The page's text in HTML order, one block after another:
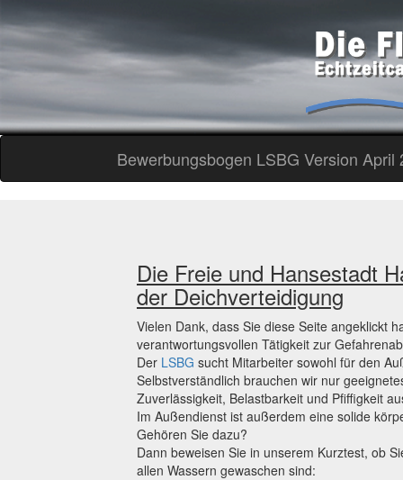
Bewerbungsbogen LSBG Version April
Die Freie und Hansestadt
der Deichverteidigung
Vielen Dank, dass Sie diese Seite angeklickt
verantwortungsvollen Tätigkeit zur
Der LSBG sucht Mitarbeiter sowohl für den
Selbstverständlich brauchen wir nur
Zuverlässigkeit, Belastbarkeit und Pfiffigkeit
Im Außendienst ist außerdem eine solide
Gehören Sie dazu?
Dann beweisen Sie in unserem Kurztest, ob
allen Wassern gewaschen sind: